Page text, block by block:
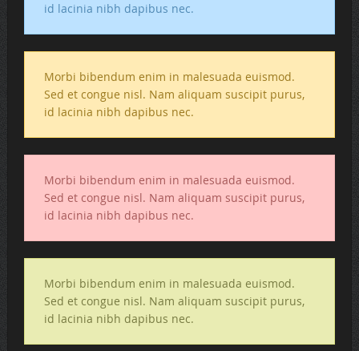
id lacinia nibh dapibus nec.
Morbi bibendum enim in malesuada euismod.
Sed et congue nisl. Nam aliquam suscipit purus,
id lacinia nibh dapibus nec.
Morbi bibendum enim in malesuada euismod.
Sed et congue nisl. Nam aliquam suscipit purus,
id lacinia nibh dapibus nec.
Morbi bibendum enim in malesuada euismod.
Sed et congue nisl. Nam aliquam suscipit purus,
id lacinia nibh dapibus nec.